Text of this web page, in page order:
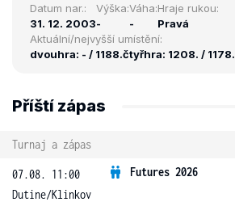
Datum nar.:
31. 12. 2003
Výška:
-
Váha:
-
Hraje rukou:
Pravá
Aktuální/nejvyšší umístění:
dvouhra: - / 1188.čtyřhra: 1208. / 1178.
Příští zápas
Turnaj a zápas
07.08. 11:00 Futures 2026
Dutine/Klinkov